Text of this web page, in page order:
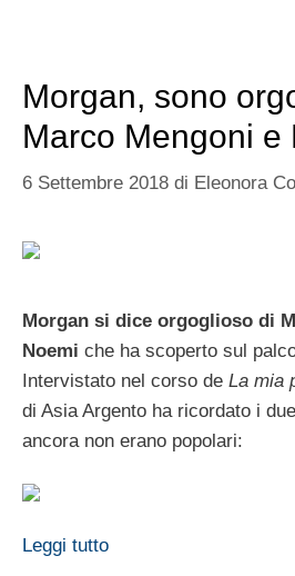
Morgan, sono
Marco Mengoni e
6 Settembre 2018 di Eleonora
Morgan si dice orgoglioso di
Noemi che ha scoperto sul
Intervistato nel corso de La mia
di Asia Argento ha ricordato i
ancora non erano popolari:
Leggi tutto